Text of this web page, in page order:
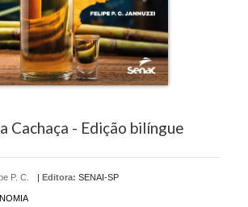
Cachaça - Edição bilíngue
P. C. | Editora: SENAI-SP